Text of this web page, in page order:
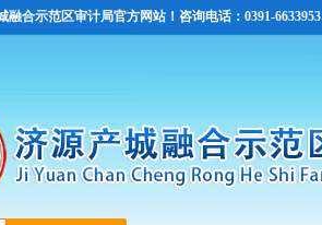
融合示范区审计局官方网站！咨询电话：0391-6633953